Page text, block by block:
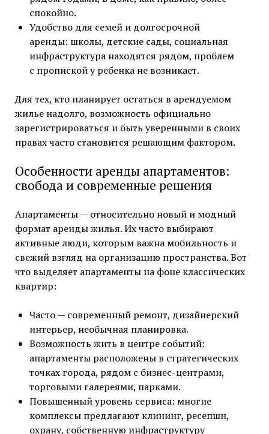
спокойно.
Удобство для семей и долгосрочной
аренды: школы, детские сады, социальная
инфраструктура находятся рядом, проблем
с пропиской у ребенка не возникает.
Для тех, кто планирует остаться в арендуемом
жилье надолго, возможность официально
зарегистрироваться и быть уверенными в своих
правах часто становится решающим фактором.
Особенности аренды апартаментов:
свобода и современные решения
Апартаменты — относительно новый и модный
формат аренды жилья. Их часто выбирают
активные люди, которым важна мобильность и
свежий взгляд на организацию пространства. Вот
что выделяет апартаменты на фоне классических
квартир:
Часто — современный ремонт, дизайнерский
интерьер, необычная планировка.
Возможность жить в центре событий:
апартаменты расположены в стратегических
точках города, рядом с бизнес-центрами,
торговыми галереями, парками.
Повышенный уровень сервиса: многие
комплексы предлагают клининг, ресепшн,
охрану, собственную инфраструктуру